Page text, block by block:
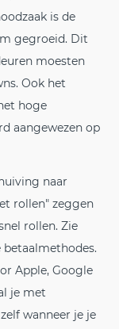
is de
gegroeid. Dit
moesten
Ook het
hoge
aangewezen op
naar
rollen" zeggen
rollen. Zie
Apple, Google
je met
wanneer je je